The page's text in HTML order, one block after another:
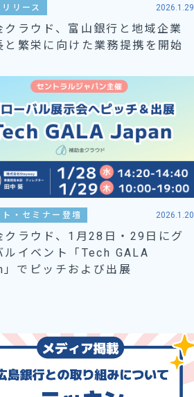
リース 2026.1.29
クラウド、富山銀行と地域企業
と繁栄に向けた業務提携を開始
ト・セミナー登壇 2026.1.20
クラウド、1月28日・29日にグ
ルイベント「Tech GALA
でピッチおよび出展